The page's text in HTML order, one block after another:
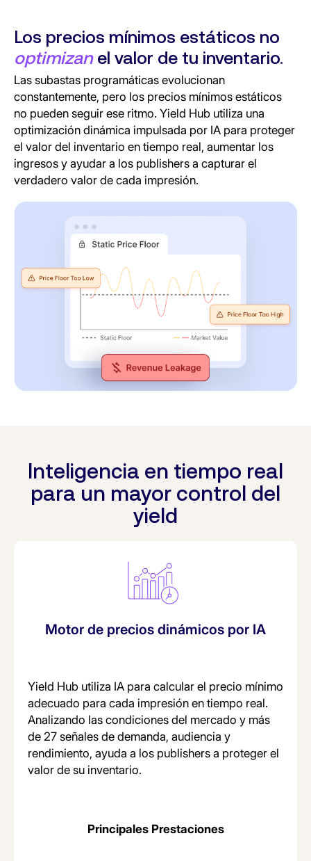
Los precios mínimos estáticos no
optimizan el valor de tu inventario.
Las subastas programáticas evolucionan
constantemente, pero los precios mínimos estáticos
no pueden seguir ese ritmo. Yield Hub utiliza una
optimización dinámica impulsada por IA para proteger
el valor del inventario en tiempo real, aumentar los
ingresos y ayudar a los publishers a capturar el
verdadero valor de cada impresión.
Inteligencia en tiempo real
para un mayor control del
yield
Motor de precios dinámicos por IA
Yield Hub utiliza IA para calcular el precio mínimo
adecuado para cada impresión en tiempo real.
Analizando las condiciones del mercado y más
de 27 señales de demanda, audiencia y
rendimiento, ayuda a los publishers a proteger el
valor de su inventario.
Principales Prestaciones